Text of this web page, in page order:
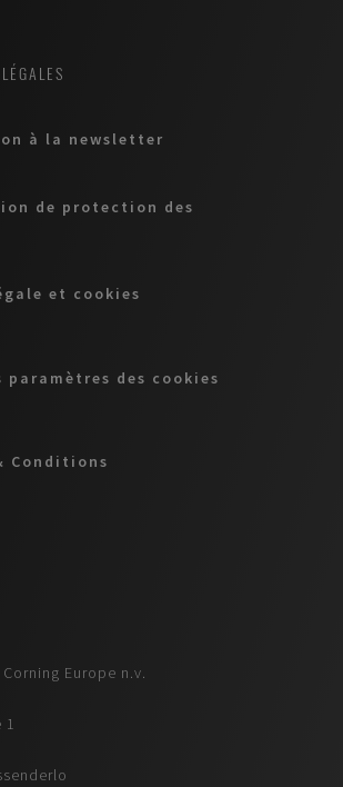
à la newsletter
de protection des
et cookies
paramètres des cookies
Conditions
Europe n.v.
1